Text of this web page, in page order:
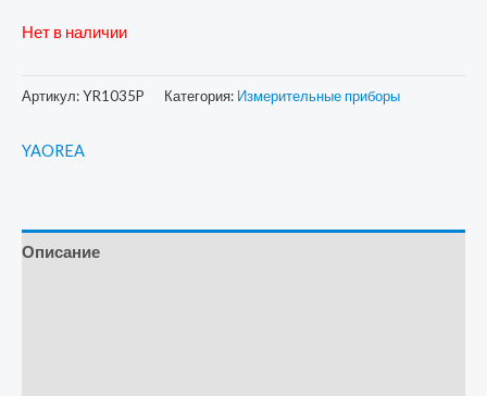
Нет в наличии
Артикул:YR1035P Категория: Измерительные приборы
YAOREA
Описание